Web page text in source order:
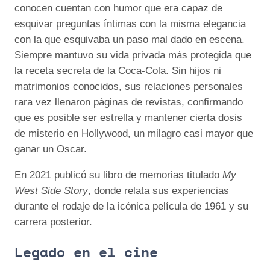
conocen cuentan con humor que era capaz de
esquivar preguntas íntimas con la misma elegancia
con la que esquivaba un paso mal dado en escena.
Siempre mantuvo su vida privada más protegida que
la receta secreta de la Coca-Cola. Sin hijos ni
matrimonios conocidos, sus relaciones personales
rara vez llenaron páginas de revistas, confirmando
que es posible ser estrella y mantener cierta dosis
de misterio en Hollywood, un milagro casi mayor que
ganar un Oscar.
En 2021 publicó su libro de memorias titulado My
West Side Story, donde relata sus experiencias
durante el rodaje de la icónica película de 1961 y su
carrera posterior.
Legado en el cine